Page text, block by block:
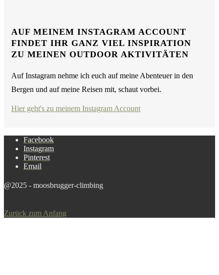
AUF MEINEM INSTAGRAM ACCOUNT
FINDET IHR GANZ VIEL INSPIRATION
ZU MEINEN OUTDOOR AKTIVITÄTEN
Auf Instagram nehme ich euch auf meine Abenteuer in den
Bergen und auf meine Reisen mit, schaut vorbei.
Hier geht's zu meinem Instagram Account
Facebook
Instagram
Pinterest
Email
@2025 - moosbrugger-climbing
Zurück zum Anfang